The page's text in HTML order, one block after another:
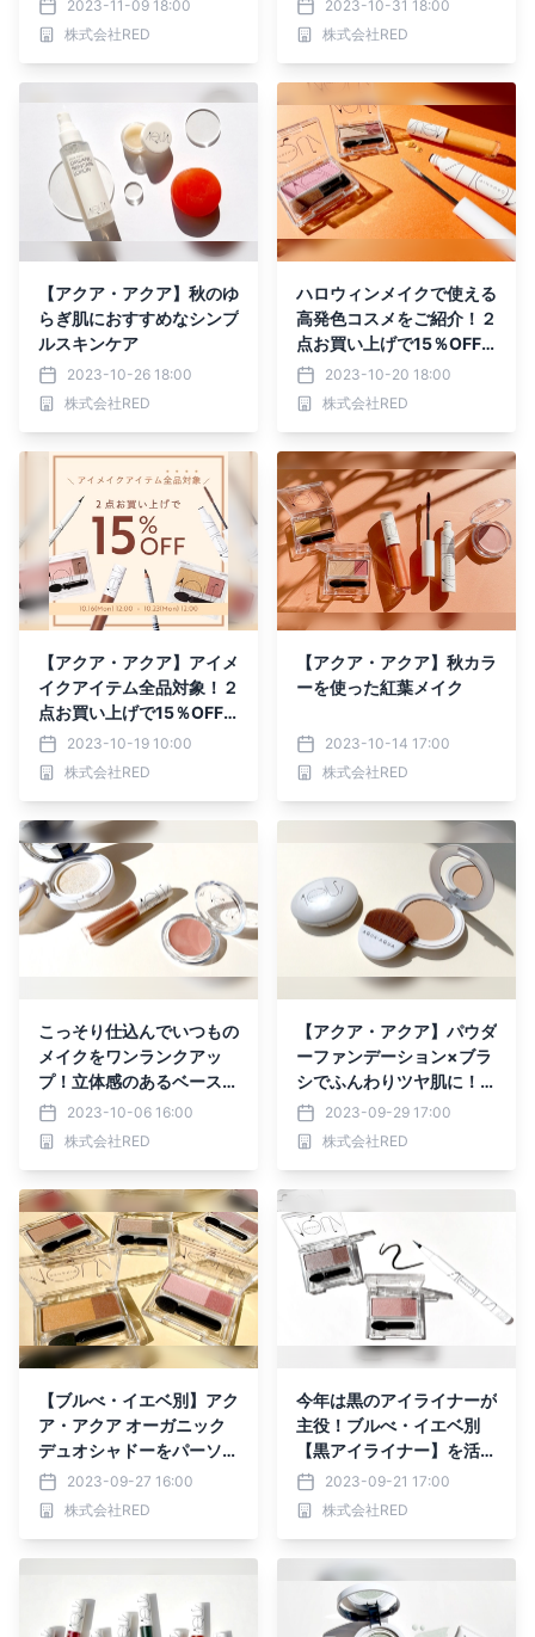
2023-11-09 18:00
株式会社RED
2023-10-31 18:00
株式会社RED
【アクア・アクア】秋のゆ
らぎ肌におすすめなシンプ
ルスキンケア
2023-10-26 18:00
株式会社RED
ハロウィンメイクで使える
高発色コスメをご紹介！２
点お買い上げで15％OFF
になるお得なキャンペーン
も【アクア・アクア】
2023-10-20 18:00
株式会社RED
【アクア・アクア】アイメ
イクアイテム全品対象！２
点お買い上げで15％OFF
キャンペーンを開催中
2023-10-19 10:00
株式会社RED
【アクア・アクア】秋カラ
ーを使った紅葉メイク
2023-10-14 17:00
株式会社RED
こっそり仕込んでいつもの
メイクをワンランクアッ
プ！立体感のあるベースメ
イクを作るコツ
2023-10-06 16:00
株式会社RED
【アクア・アクア】パウダ
ーファンデーション×ブラ
シでふんわりツヤ肌に！ブ
ラシの上手な使い方をご紹
介
2023-09-29 17:00
株式会社RED
【ブルべ・イエベ別】アク
ア・アクア オーガニック
デュオシャドーをパーソナ
ルカラー別にご紹介！
2023-09-27 16:00
株式会社RED
今年は黒のアイライナーが
主役！ブルべ・イエベ別
【黒アイライナー】を活か
すアイメイクをご紹介
2023-09-21 17:00
株式会社RED